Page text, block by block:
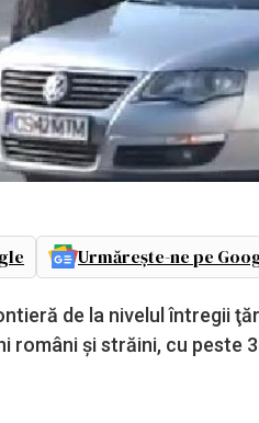
Urmărește-ne pe
de la nivelul întregii
români și străini, cu peste